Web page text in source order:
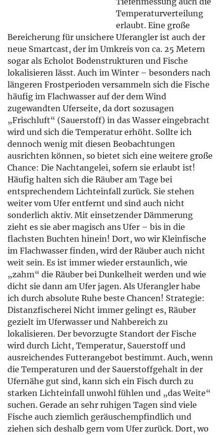
sogar als Echolot Bodenstrukturen und Fische
lokalisieren lässt. Auch im Winter – besonders nach
längeren Frostperioden versammeln sich die Fische
häufig im Flachwasser auf der dem Wind
zugewandten Uferseite, da dort sozusagen
„Frischluft“ (Sauerstoff) in das Wasser eingebracht
wird und sich die Temperatur erhöht. Sollte ich
dennoch wenig mit diesen Beobachtungen
ausrichten können, so bietet sich eine weitere große
Chance: Die Nachtangelei, sofern sie erlaubt ist!
Häufig halten sich die Räuber am Tage bei
entsprechendem Lichteinfall zurück. Sie stehen
weiter vom Ufer entfernt und sind auch nicht
sonderlich aktiv. Mit einsetzender Dämmerung
zieht es sie aber magisch ans Ufer – bis in die
flachsten Buchten hinein! Dort, wo wir Kleinfische
im Flachwasser finden, wird der Räuber auch nicht
weit sein. Es ist immer wieder erstaunlich, wie
„zahm“ die Räuber bei Dunkelheit werden und wie
dicht sie dann am Ufer jagen. Als Uferangler habe
ich durch absolute Ruhe beste Chancen! Strategie:
Distanzfischerei Nicht immer gelingt es, Räuber
gezielt im Uferwasser und Nahbereich zu
lokalisieren. Der bevorzugte Standort der Fische
wird durch Licht, Temperatur, Sauerstoff und
ausreichendes Futterangebot bestimmt. Auch, wenn
die Temperaturen und der Sauerstoffgehalt in der
Ufernähe gut sind, kann sich ein Fisch durch zu
starken Lichteinfall unwohl fühlen und „das Weite“
suchen. Gerade an sehr ruhigen Tagen sind viele
Fische auch ziemlich geräuschempfindlich und
ziehen sich deshalb gern vom Ufer zurück. Dort, wo
z.B. der Angeldruck im Uferbereich recht groß ist,
zieht so mancher Fisch aus „Selbstschutz“ in
ruhigere, vom Ufer abgelegene Bereiche, natürlich
dem Futter hinterher… Ein sicherer Indikator für die